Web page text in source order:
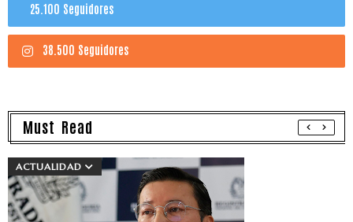
25.100 Seguidores
38.500 Seguidores
Must Read
ACTUALIDAD